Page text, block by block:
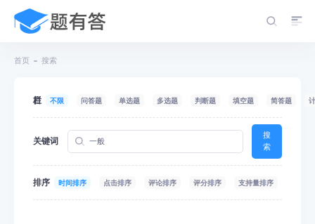
首页 搜索
栏目 不限 问答题 单选题 多选题 判断题 填空题 简答题
关键词
搜
索
排序 时间排序 点击排序 评论排序 评分排序 支持量排序